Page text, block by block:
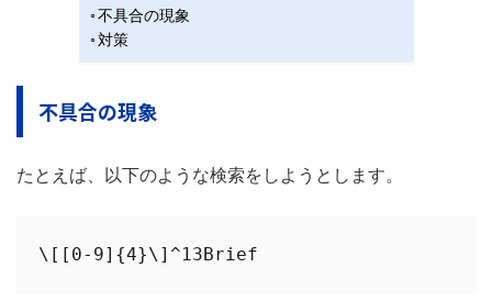
不具合の現象
対策
不具合の現象
たとえば、以下のような検索をしようとします。
\[[0-9]{4}\]^13Brief